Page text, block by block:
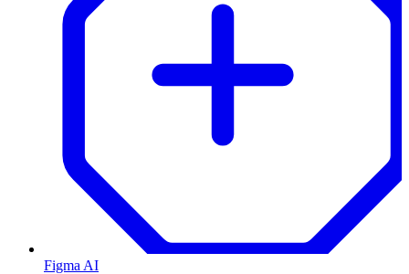
Figma AI